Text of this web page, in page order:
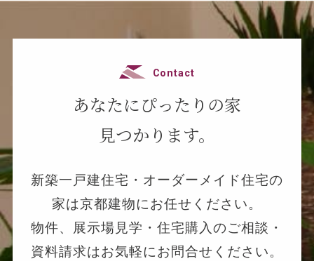
Contact
あなたにぴったりの家
見つかります。
新築一戸建住宅・オーダーメイド住宅の
家は京都建物にお任せください。
物件、展示場見学・住宅購入のご相談・
資料請求はお気軽にお問合せください。